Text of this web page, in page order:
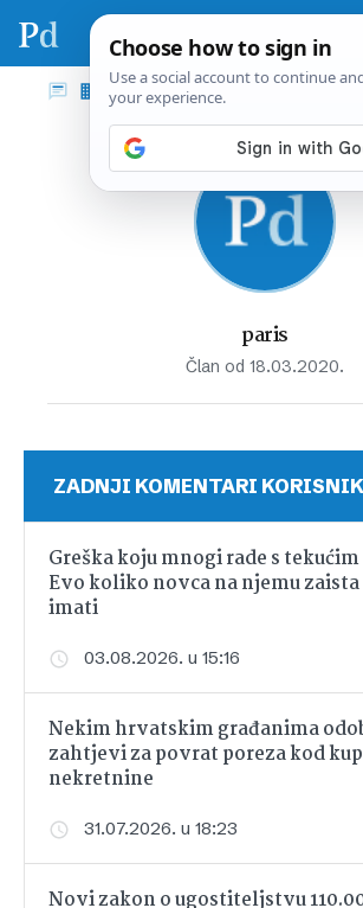
paris
Član od 18.03.2020.
ZADNJI KOMENTARI
Greška koju mnogi rade s
Evo koliko novca na njemu
imati
03.08.2026. u 15:16
Nekim hrvatskim građanima
zahtjevi za povrat poreza kod
nekretnine
31.07.2026. u 18:23
Novi zakon o ugostiteljstvu